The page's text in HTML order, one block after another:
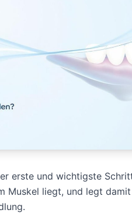
erste und wichtigste
Muskel liegt, und legt